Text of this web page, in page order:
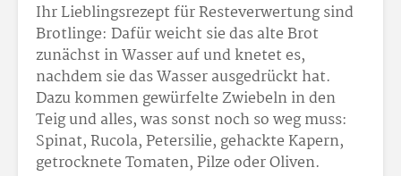
Ihr Lieblingsrezept für Resteverwertung sind
Brotlinge: Dafür weicht sie das alte Brot
zunächst in Wasser auf und knetet es,
nachdem sie das Wasser ausgedrückt hat.
Dazu kommen gewürfelte Zwiebeln in den
Teig und alles, was sonst noch so weg muss:
Spinat, Rucola, Petersilie, gehackte Kapern,
getrocknete Tomaten, Pilze oder Oliven.